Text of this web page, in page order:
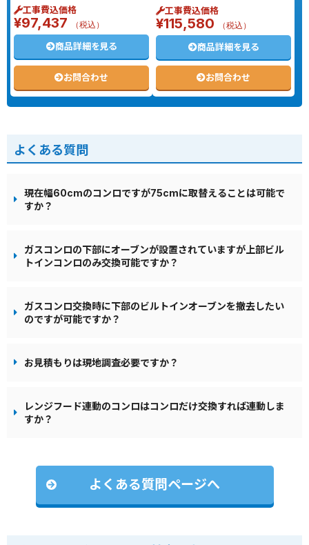
工事費込価格
¥97,437 （税込）
商品詳細を見る
お問合わせ
工事費込価格
¥115,580 （税込）
商品詳細を見る
お問合わせ
よくある質問
現在幅60cmのコンロですが75cmに取替えることは可能で
すか？
ガスコンロの下部にオーブンが設置されていますが上部ビル
トインコンロのみ交換可能ですか？
ガスコンロ交換時に下部のビルトインオーブンを撤去したい
のですが可能ですか？
お見積もりは現地調査必要ですか？
レンジフード連動のコンロはコンロだけ交換すれば連動しま
すか？
よくある質問ページへ